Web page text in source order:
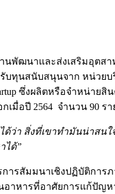
นพัฒนาและส่งเสริมอุตส
รับทุนสนับสนุนจาก หน่วย
ซึ่งผลิตหรือจำหน่าย
มื่อปี 2564 จำนวน 90 รา
ว่า สิ่งที่เขาทำมันน่าสนใ
ได้”
รสัมมนาเชิงปฏิบัติการภ
นอาหารที่อาศัยการแก้ปั